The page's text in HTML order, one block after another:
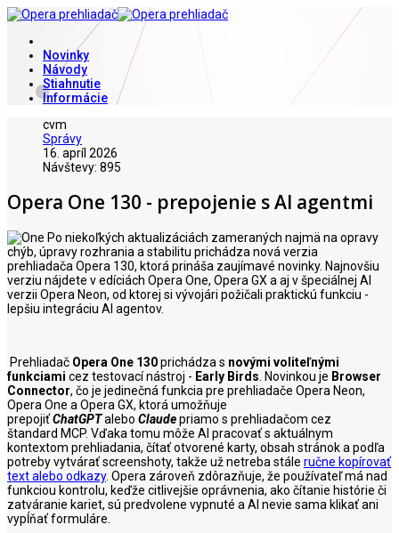
Novinky
Návody
Stiahnutie
Informácie
cvm
Správy
16. apríl 2026
Návštevy: 895
Opera One 130 - prepojenie s AI agentmi
Po niekoľkých aktualizáciách zameraných najmä na opravy
chýb, úpravy rozhrania a stabilitu prichádza nová verzia
prehliadača Opera 130, ktorá prináša zaujímavé novinky. Najnovšiu
verziu nájdete v edíciách Opera One, Opera GX a aj v špeciálnej AI
verzii Opera Neon, od ktorej si vývojári požičali praktickú funkciu -
lepšiu integráciu AI agentov.
Prehliadač Opera One 130prichádza s novými voliteľnými
funkciami cez testovací nástroj - Early Birds . Novinkou je Browser
Connector, čo je jedinečná funkcia pre prehliadače Opera Neon,
Opera One a Opera GX, ktorá umožňuje
prepojiťChatGPTalebo Claudepriamo s prehliadačom cez
štandard MCP. Vďaka tomu môže AI pracovať s aktuálnym
kontextom prehliadania, čítať otvorené karty, obsah stránok a podľa
potreby vytvárať screenshoty, takže už netreba stále ručne kopírovať
text alebo odkazy. Opera zároveň zdôrazňuje, že používateľ má nad
funkciou kontrolu, keďže citlivejšie oprávnenia, ako čítanie histórie či
zatváranie kariet, sú predvolene vypnuté a AI nevie sama klikať ani
vypĺňať formuláre.